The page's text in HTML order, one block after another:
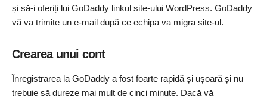
și să-i oferiți lui GoDaddy linkul site-ului WordPress. GoDaddy
vă va trimite un e-mail după ce echipa va migra site-ul.
Crearea unui cont
Înregistrarea la GoDaddy a fost foarte rapidă și ușoară și nu
trebuie să dureze mai mult de cinci minute. Dacă vă